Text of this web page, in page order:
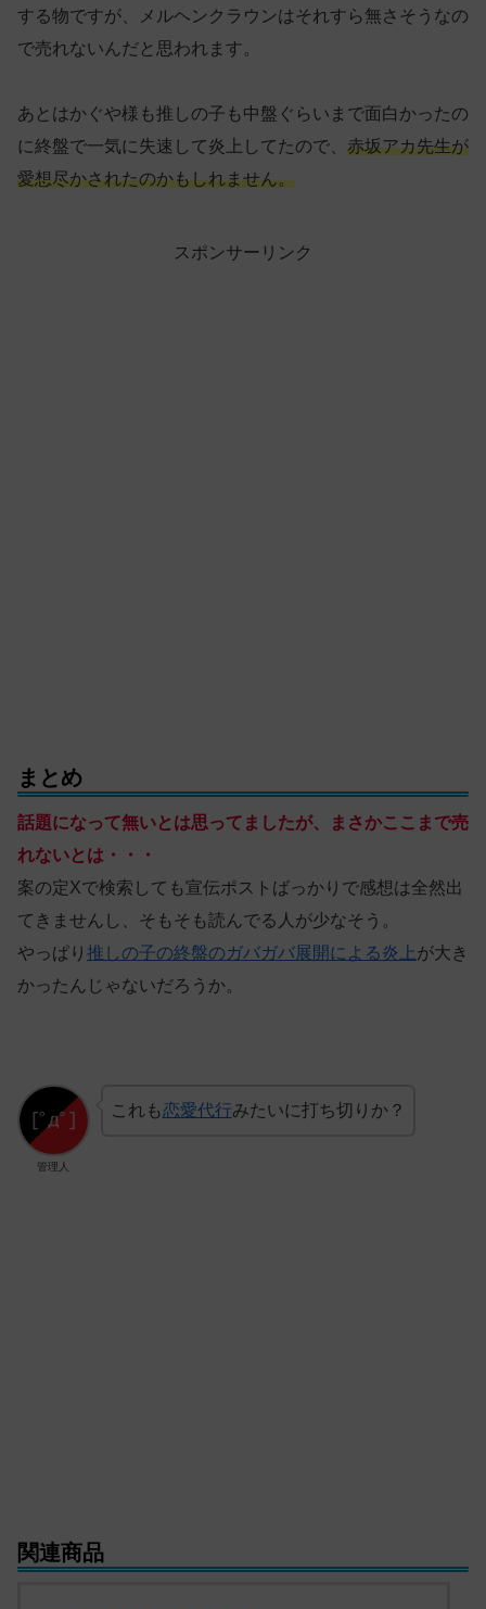
する物ですが、メルヘンクラウンはそれすら無さそうなの
で売れないんだと思われます。
あとはかぐや様も推しの子も中盤ぐらいまで面白かったの
に終盤で一気に失速して炎上してたので、 赤坂アカ先生が
愛想尽かされたのかもしれません。
スポンサーリンク
まとめ
話題になって無いとは思ってましたが、まさかここまで売
れないとは・・・
案の定Xで検索しても宣伝ポストばっかりで感想は全然出
てきませんし、そもそも読んでる人が少なそう。
やっぱり 推しの子の終盤のガバガバ展開による炎上が大き
かったんじゃないだろうか。
管理人
これも恋愛代行みたいに打ち切りか？
関連商品